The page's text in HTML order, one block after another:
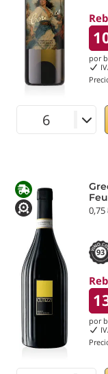
por
0,75
93
por